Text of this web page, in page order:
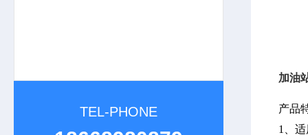
TEL-PHONE
加油
产品
1、